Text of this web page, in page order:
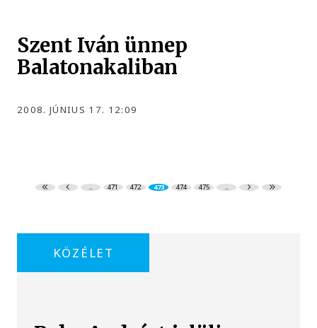
Szent Iván ünnep
Balatonakaliban
2008. JÚNIUS 17. 12:09
... 471 472 473 474 475 ...
KÖZÉLET